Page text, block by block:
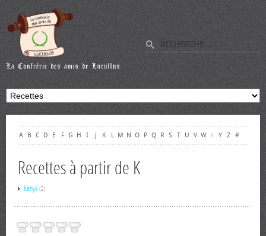
A B C D E F G H I J K L M N O P Q R S T U V W X Y Z #
Recettes à partir de K
Kenya (2)